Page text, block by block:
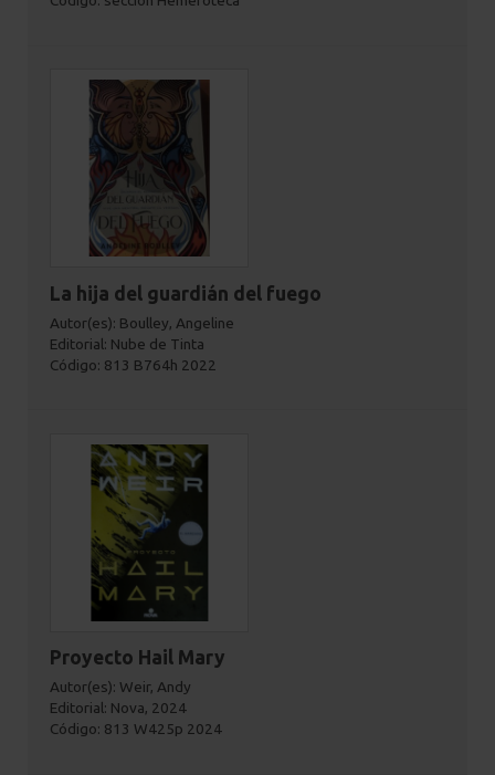
La hija del guardián del fuego
Autor(es): Boulley, Angeline
Editorial: Nube de Tinta
Código: 813 B764h 2022
Proyecto Hail Mary
Autor(es): Weir, Andy
Editorial: Nova, 2024
Código: 813 W425p 2024